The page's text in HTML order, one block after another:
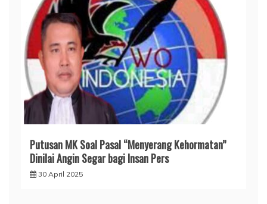
Putusan MK Soal Pasal “Menyerang Kehormatan”
Dinilai Angin Segar bagi Insan Pers
30 April 2025